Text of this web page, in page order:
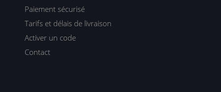
Paiement sécurisé
Tarifs et délais de livraison
Activer un code
Contact